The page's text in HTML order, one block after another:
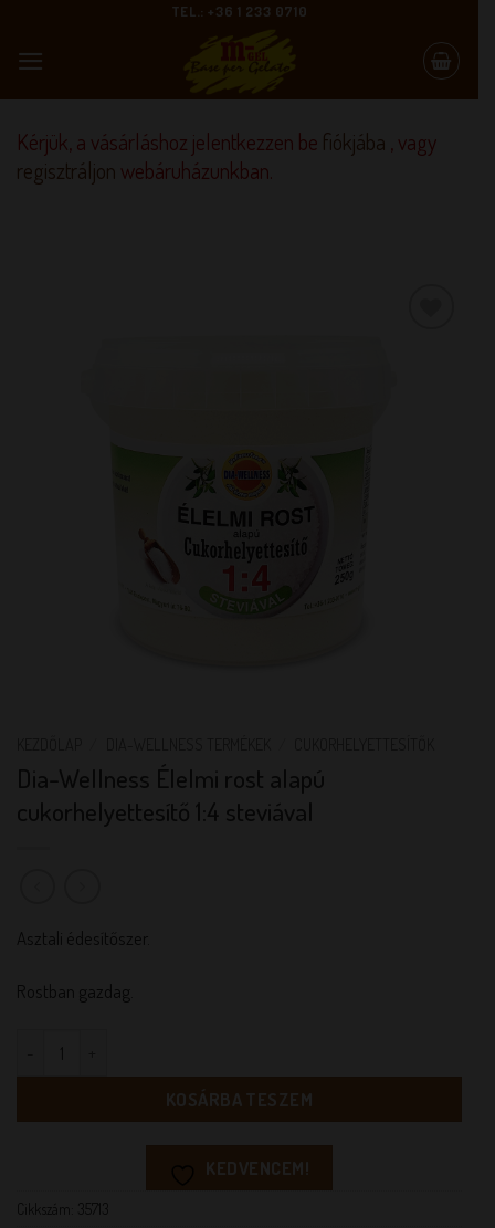
content
TEL.: +36 1 233 0710
Kérjük, a vásárláshoz jelentkezzen be fiókjába , vagy
regisztráljon webáruházunkban.
Dia-Wellness Élelmi rost alapú
cukorhelyettesítő 1:4 steviával
Asztali édesítőszer.
Rostban gazdag.
KOSÁRBA TESZEM
KEDVENCEM!
Cikkszám:
35713